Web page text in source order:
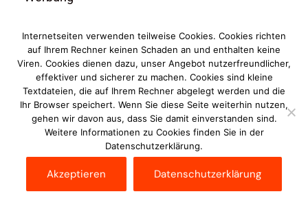
Internetseiten verwenden teilweise Cookies. Cookies richten
auf Ihrem Rechner keinen Schaden an und enthalten keine
Viren. Cookies dienen dazu, unser Angebot nutzerfreundlicher,
effektiver und sicherer zu machen. Cookies sind kleine
Textdateien, die auf Ihrem Rechner abgelegt werden und die
Ihr Browser speichert. Wenn Sie diese Seite weiterhin nutzen,
gehen wir davon aus, dass Sie damit einverstanden sind.
Weitere Informationen zu Cookies finden Sie in der
Datenschutzerklärung.
Akzeptieren Datenschutzerklärung